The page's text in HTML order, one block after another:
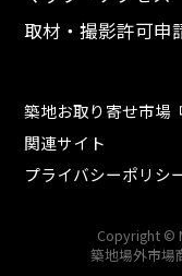
取材・撮影許可申
築地お取り寄せ市場
関連サイト
プライバシーポリシ
Copyright ©
築地場外市場